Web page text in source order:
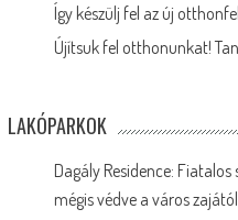
Így készülj fel az új
Újítsuk fel otthonunkat!
LAKÓPARKOK
Dagály Residence:
mégis védve a város zajától